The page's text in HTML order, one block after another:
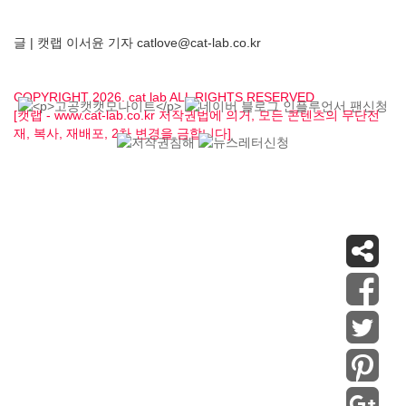
글 | 캣랩 이서윤 기자 catlove@cat-lab.co.kr
COPYRIGHT 2026. cat lab ALL RIGHTS RESERVED
[캣랩 - www.cat-lab.co.kr 저작권법에 의거, 모든 콘텐츠의 무단전
재, 복사, 재배포, 2차 변경을 금합니다]